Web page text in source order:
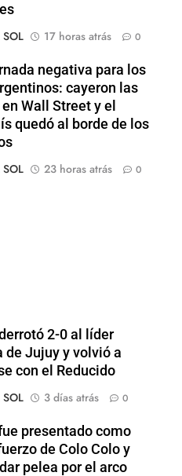
17 horas atrás 0
negativa para los
cayeron las
Wall Street y el
quedó al borde de los
23 horas atrás 0
2-0 al líder
de Jujuy y volvió a
con el Reducido
3 días atrás 0
presentado como
de Colo Colo y
pelea por el arco